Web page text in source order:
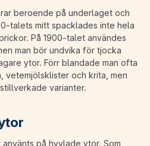
beroende på underlaget och
talets mitt spacklades inte hela
På 1900-talet användes
man bör undvika för tjocka
ytor. Förr blandade man ofta
vetemjölsklister och krita, men
varianter.
på hyvlade ytor. Som